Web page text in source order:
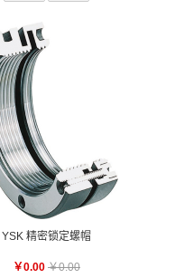
YSK 精密锁定螺帽
￥0.00 ￥0.00